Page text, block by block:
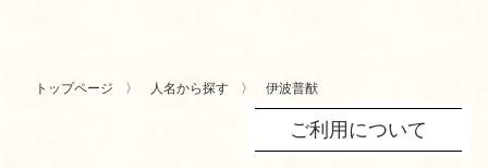
トップページ 人名から探す 伊波普猷
ご利用について